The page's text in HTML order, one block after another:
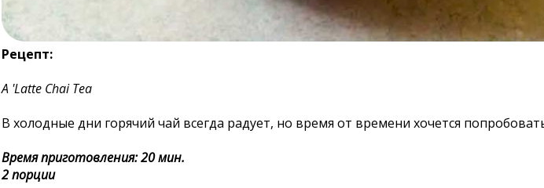
Рецепт:
A 'Latte Chai Tea
В холодные дни горячий чай всегда радует, но время от времени хочется
Время приготовления: 20 мин.
2 порции